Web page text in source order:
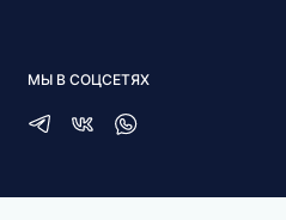
МЫ В СОЦСЕТЯХ